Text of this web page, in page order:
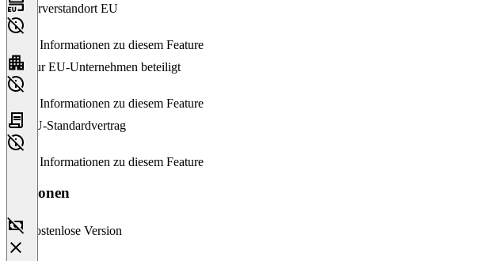
Serverstandort EU
Keine Informationen zu diesem Feature
Nur EU-Unternehmen beteiligt
Keine Informationen zu diesem Feature
EU-Standardvertrag
Keine Informationen zu diesem Feature
Versionen
Kostenlose Version